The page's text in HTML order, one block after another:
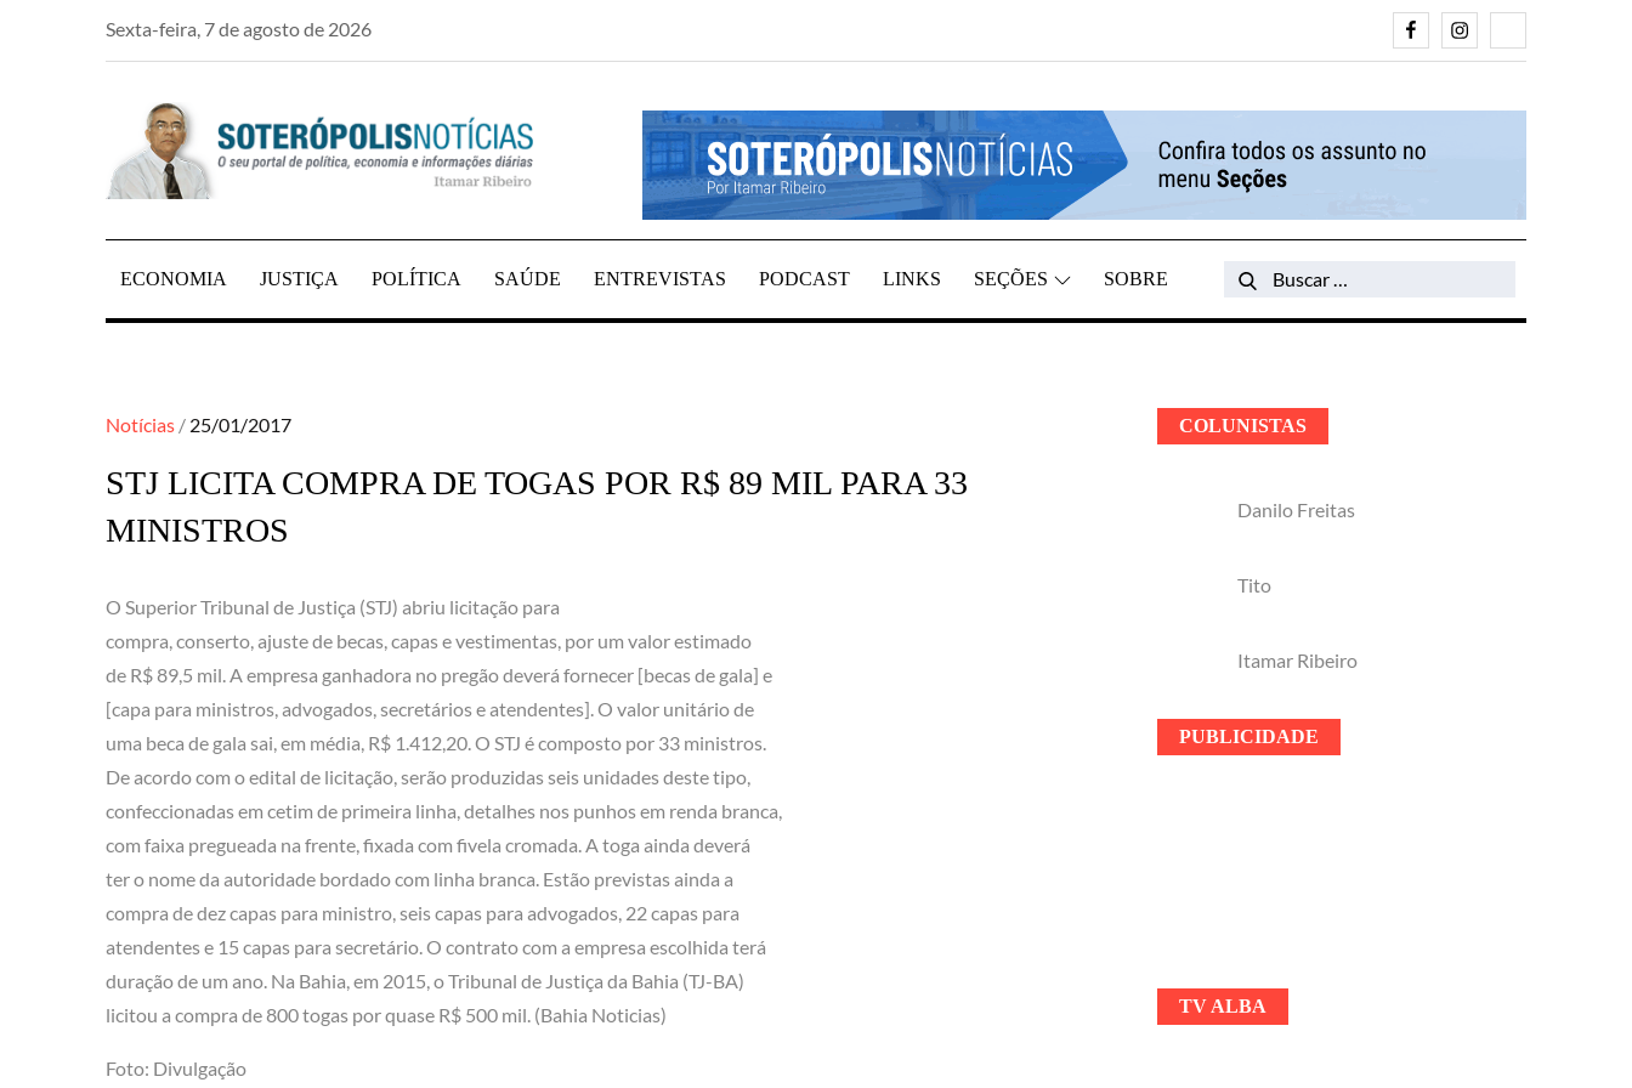
Sexta-feira, 7 de agosto de 2026 FacebookInstagram
SOTERÓPOLIS NOTÍCIAS
PORTAL DE NOTÍCIAS DE SALVADOR E REGIÃO, POR ITAMAR RIBEIRO
ECONOMIA JUSTIÇA POLÍTICA SAÚDE ENTREVISTAS PODCAST LINKS SEÇÕES SOBRE
Search
Search
Notícias Posted
25/01/2017
STJ LICITA COMPRA DE TOGAS POR R$ 89 MIL PARA 33
MINISTROS
O Superior Tribunal de Justiça (STJ) abriu licitação para
compra, conserto, ajuste de becas, capas e vestimentas, por um valor estimado
de R$ 89,5 mil. A empresa ganhadora no pregão deverá fornecer [becas de gala] e
[capa para ministros, advogados, secretários e atendentes]. O valor unitário de
uma beca de gala sai, em média, R$ 1.412,20. O STJ é composto por 33 ministros.
De acordo com o edital de licitação, serão produzidas seis unidades deste tipo,
confeccionadas em cetim de primeira linha, detalhes nos punhos em renda branca,
com faixa pregueada na frente, fixada com fivela cromada. A toga ainda deverá
ter o nome da autoridade bordado com linha branca. Estão previstas ainda a
compra de dez capas para ministro, seis capas para advogados, 22 capas para
atendentes e 15 capas para secretário. O contrato com a empresa escolhida terá
duração de um ano. Na Bahia, em 2015, o Tribunal de Justiça da Bahia (TJ-BA)
licitou a compra de 800 togas por quase R$ 500 mil. (Bahia Noticias)
Foto: Divulgação
COLUNISTAS
Danilo Freitas
Tito
Itamar Ribeiro
PUBLICIDADE
TV ALBA